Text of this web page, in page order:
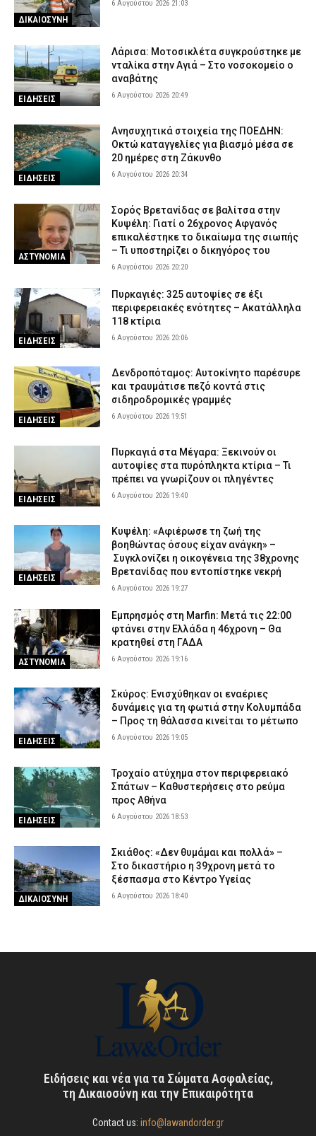
ΔΙΚΑΙΟΣΥΝΗ
6 Αυγούστου 2026 21:03
ΕΙΔΗΣΕΙΣ
Λάρισα: Μοτοσικλέτα συγκρούστηκε με
νταλίκα στην Αγιά – Στο νοσοκομείο ο
αναβάτης
6 Αυγούστου 2026 20:49
ΕΙΔΗΣΕΙΣ
Ανησυχητικά στοιχεία της ΠΟΕΔΗΝ:
Οκτώ καταγγελίες για βιασμό μέσα σε
20 ημέρες στη Ζάκυνθο
6 Αυγούστου 2026 20:34
ΑΣΤΥΝΟΜΙΑ
Σορός Βρετανίδας σε βαλίτσα στην
Κυψέλη: Γιατί ο 26χρονος Αφγανός
επικαλέστηκε το δικαίωμα της σιωπής
– Τι υποστηρίζει ο δικηγόρος του
6 Αυγούστου 2026 20:20
ΕΙΔΗΣΕΙΣ
Πυρκαγιές: 325 αυτοψίες σε έξι
περιφερειακές ενότητες – Ακατάλληλα
118 κτίρια
6 Αυγούστου 2026 20:06
ΕΙΔΗΣΕΙΣ
Δενδροπόταμος: Αυτοκίνητο παρέσυρε
και τραυμάτισε πεζό κοντά στις
σιδηροδρομικές γραμμές
6 Αυγούστου 2026 19:51
ΕΙΔΗΣΕΙΣ
Πυρκαγιά στα Μέγαρα: Ξεκινούν οι
αυτοψίες στα πυρόπληκτα κτίρια – Τι
πρέπει να γνωρίζουν οι πληγέντες
6 Αυγούστου 2026 19:40
ΕΙΔΗΣΕΙΣ
Κυψέλη: «Αφιέρωσε τη ζωή της
βοηθώντας όσους είχαν ανάγκη» –
Συγκλονίζει η οικογένεια της 38χρονης
Βρετανίδας που εντοπίστηκε νεκρή
6 Αυγούστου 2026 19:27
ΑΣΤΥΝΟΜΙΑ
Εμπρησμός στη Marfin: Μετά τις 22:00
φτάνει στην Ελλάδα η 46χρονη – Θα
κρατηθεί στη ΓΑΔΑ
6 Αυγούστου 2026 19:16
ΕΙΔΗΣΕΙΣ
Σκύρος: Ενισχύθηκαν οι εναέριες
δυνάμεις για τη φωτιά στην Κολυμπάδα
– Προς τη θάλασσα κινείται το μέτωπο
6 Αυγούστου 2026 19:05
ΕΙΔΗΣΕΙΣ
Τροχαίο ατύχημα στον περιφερειακό
Σπάτων – Καθυστερήσεις στο ρεύμα
προς Αθήνα
6 Αυγούστου 2026 18:53
ΔΙΚΑΙΟΣΥΝΗ
Σκιάθος: «Δεν θυμάμαι και πολλά» –
Στο δικαστήριο η 39χρονη μετά το
ξέσπασμα στο Κέντρο Υγείας
6 Αυγούστου 2026 18:40
Ειδήσεις και νέα για τα Σώματα Ασφαλείας,
τη Δικαιοσύνη και την Επικαιρότητα
Contact us: info@lawandorder.gr